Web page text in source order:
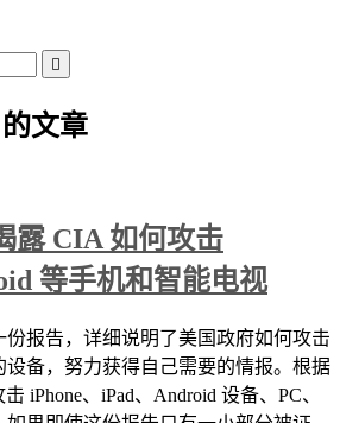

文章
露 CIA 如何攻击
等手机和智能电视
报告，详细说明了美国政府如何攻击
备，努力获得自己需要的情报。根据
iPhone、iPad、Android 设备、PC、